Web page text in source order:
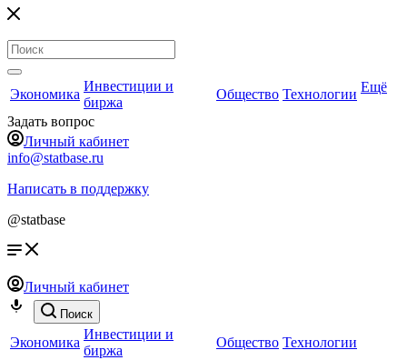
Экономика
Инвестиции и
биржа
Общество Технологии Ещё
Задать вопрос
Личный кабинет
info@statbase.ru
Написать в поддержку
@statbase
Личный кабинет
Поиск
Экономика
Инвестиции и
биржа
Общество Технологии